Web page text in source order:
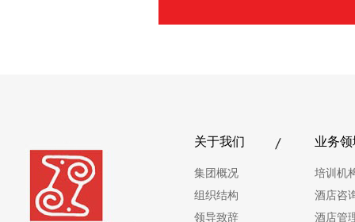
关于我们
集团概况
组织结构
领导致辞
业务
培训机
酒店咨
酒店管